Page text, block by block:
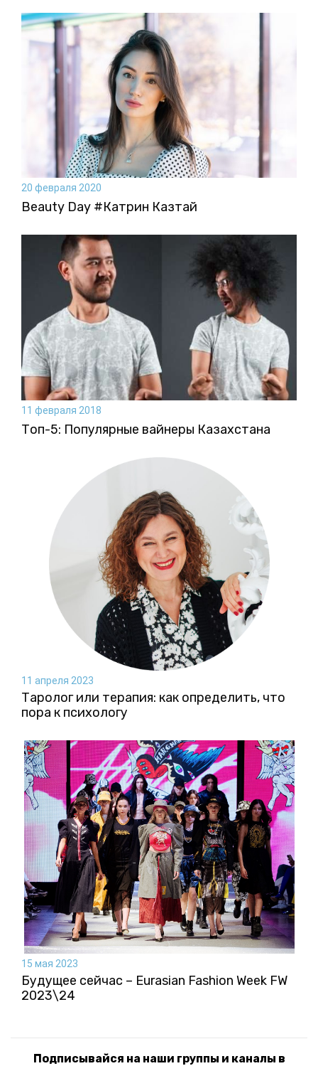
20 февраля 2020
Beauty Day #Катрин Казтай
11 февраля 2018
Топ-5: Популярные вайнеры Казахстана
11 апреля 2023
Таролог или терапия: как определить, что
пора к психологу
15 мая 2023
Будущее сейчас – Eurasian Fashion Week FW
2023\24
Подписывайся на наши группы и каналы в